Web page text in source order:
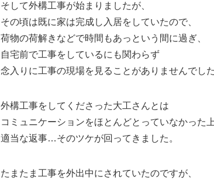
そして外構工事が始まりましたが、
その頃は既に家は完成し入居をしていたので、
荷物の荷解きなどで時間もあっという間に過ぎ、
自宅前で工事をしているにも関わらず
念入りに工事の現場を見ることがありませんでした
外構工事をしてくださった大工さんとは
コミュニケーションをほとんどとっていなかった
適当な返事…そのツケが回ってきました。
たまたま工事を外出中にされていたのですが、